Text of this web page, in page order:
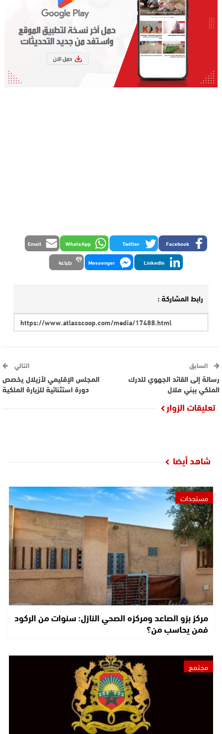
Facebook
Twitter
WhatsApp
Email
LinkedIn
Messenger طباعة
رابط المشاركة :
السابق
رسالة إلى القائد الجهوي للدرك
الملكي ببني ملال
التالي
المجلس الإقليمي لأزيلال يخصص
دورة استثنائية للزيارة الملكية
تعليقات الزوار
شاهد أيضا
مستجدات
مركز بزو الصاعد ومركزه الصحي النازل: سنوات من الركود
فمن يحاسب من؟
مجتمع